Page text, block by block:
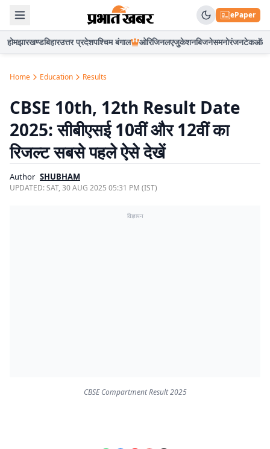
ePaper
होमझारखण्डबिहारउत्तर प्रदेशपश्चिम बंगाल ओरिजिनलएजुकेशनबिजनेसमनोरंजनटेकऑटो
Home Education Results
CBSE 10th, 12th Result Date
2025: सीबीएसई 10वीं और 12वीं का
रिजल्ट सबसे पहले ऐसे देखें
Author SHUBHAM
UPDATED:SAT, 30 AUG 2025 05:31 PM (IST)
विज्ञापन
CBSE Compartment Result 2025